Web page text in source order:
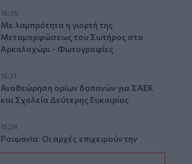
15:36
Με λαμπρότητα η γιορτή της
Μεταμορφώσεως του Σωτήρος στο
Αρκαλοχώρι - Φωτογραφίες
15:31
Αναθεώρηση ορίων δαπανών για ΣΑΕΚ
και Σχολεία Δεύτερης Ευκαιρίας
15:24
Ρουμανία: Οι αρχές επιχειρούν την
εκτροπή των υδάτων του Δούναβη για